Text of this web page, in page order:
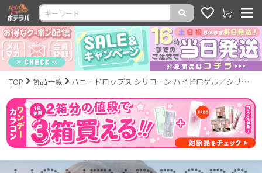
TOP 商品一覧 ハニードロップス シリコーン ハイドロゲル／シリコン（HONEY DROPS silicone hydrogel）